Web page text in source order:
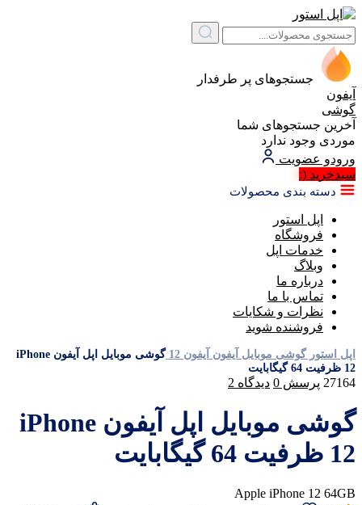
جستجوهای پر طرفدار
آیفون
گوشی
آخرین جستجوهای شما
موردی وجود ندارد
ورودو عضویت
سبد‌خرید (:
دسته بندی محصولات
اپل استور
فروشگاه
خدمات اپل
وبلاگ
درباره ما
تماس با ما
نظرات و شکایات
فروشنده شوید
اپل استور گوشی موبایل آیفون آیفون 12
گوشی موبایل اپل آیفون iPhone
12 ظرفیت 64 گیگابایت
27164 پرسش 0 دیدگاه 2
گوشی موبایل اپل آیفون iPhone
12 ظرفیت 64 گیگابایت
Apple iPhone 12 64GB